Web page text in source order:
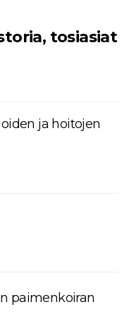
tosiasiat
ja hoitojen
paimenkoiran